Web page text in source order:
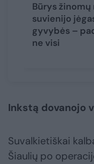
Būrys
suvienijo
gyvybės –
ne visi
Inkstą dovanojo
Suvalkietiškai
Šiaulių po